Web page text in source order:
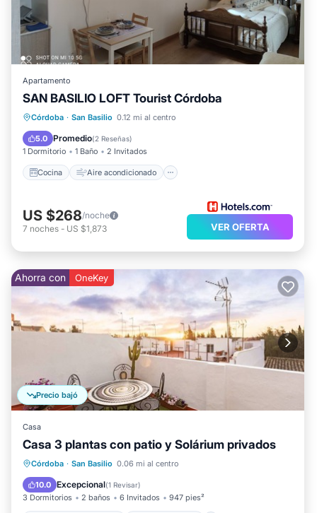
Apartamento
SAN BASILIO LOFT Tourist Córdoba
Córdoba · San Basilio 0.12 mi al centro
5.0 Promedio(2 Reseñas)
1 Dormitorio 1 Baño 2 Invitados
Cocina Aire acondicionado
Cocina Aire acondicionado
Apto para niños
US $268/noche
7 noches - US $1,873 VER OFERTA
Precio bajó
Ahorra con OneKey
Casa
Casa 3 plantas con patio y Solárium privados
Córdoba · San Basilio 0.06 mi al centro
10.0 Excepcional(1 Revisar)
3 Dormitorios 2 baños 6 Invitados 947 pies²
Chimenea/Calefacción
Se admiten mascotas